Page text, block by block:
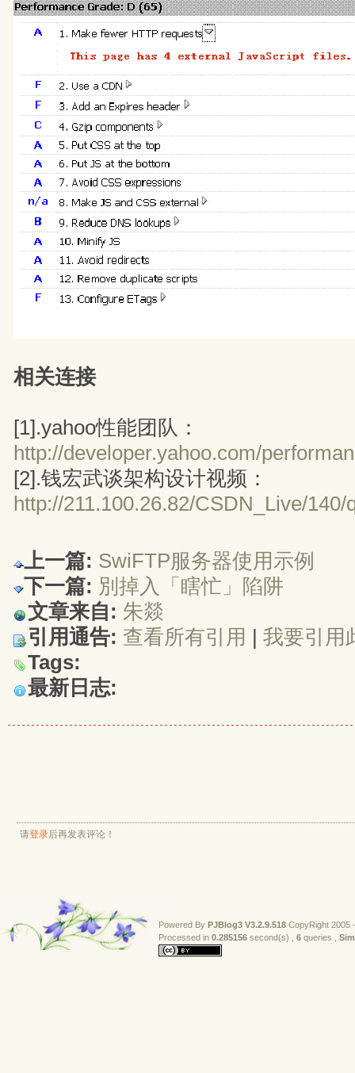
相关连接
[1].yahoo性能团队：
http://developer.yahoo.com/
[2].钱宏武谈架构设计视频：
http://211.100.26.82/CSDN_Live/140/
上一篇: SwiFTP服务器使用示例
下一篇: 別掉入「瞎忙」陷阱
文章来自: 朱燚
引用通告: 查看所有引用 | 我要引用
Tags:
最新日志:
请登录后再发表评论！
Powered By PJBlog3 V3.2.9.518 CopyRight 2005
Processed in 0.285156 second(s) , 6 queries ,